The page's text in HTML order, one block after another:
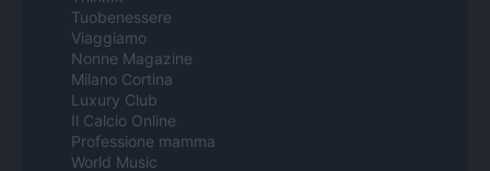
Tuobenessere
Viaggiamo
Nonne Magazine
Milano Cortina
Luxury Club
Il Calcio Online
Professione mamma
World Music